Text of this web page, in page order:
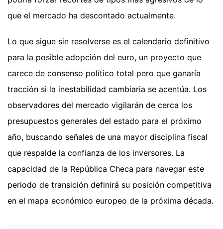
que el mercado ha descontado actualmente.
Lo que sigue sin resolverse es el calendario definitivo
para la posible adopción del euro, un proyecto que
carece de consenso político total pero que ganaría
tracción si la inestabilidad cambiaria se acentúa. Los
observadores del mercado vigilarán de cerca los
presupuestos generales del estado para el próximo
año, buscando señales de una mayor disciplina fiscal
que respalde la confianza de los inversores. La
capacidad de la República Checa para navegar este
periodo de transición definirá su posición competitiva
en el mapa económico europeo de la próxima década.